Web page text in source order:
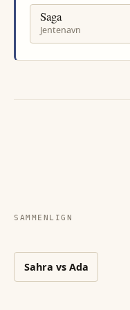
Saga
Jentenavn
SAMMENLIGN
Sahra vs Ada